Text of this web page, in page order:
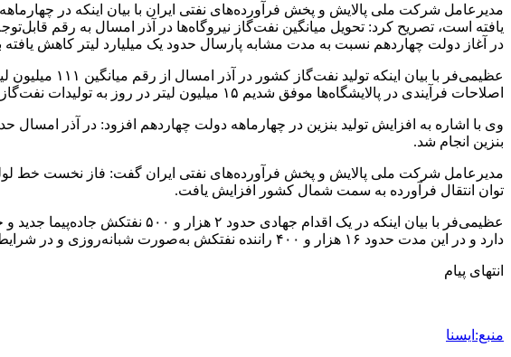
در آغاز دولت چهاردهم نسبت به مدت مشابه پارسال حدود یک میلیارد لیتر کاهش یافته
اصلاحات فرآیندی در پالایشگاه‌ها موفق شدیم ۱۵ میلیون لیتر در روز به تولیدات نفت‌گاز کشور بیفزاییم.
بنزین انجام شد.
توان انتقال فرآورده به سمت شمال کشور افزایش یافت.
دارد و در این مدت حدود ۱۶ هزار و ۴۰۰ راننده نفتکش به‌صورت شبانه‌روزی و در شرایط جوی نامناسب فرآیند سوخت‌رسانی را انجام می‌دهند.
انتهای پیام
منبع:ایسنا